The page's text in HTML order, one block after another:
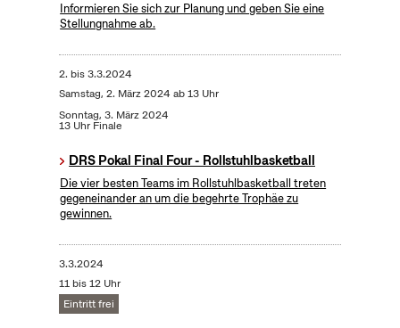
Informieren Sie sich zur Planung und geben Sie eine
Stellungnahme ab.
2. bis3.3.2024
Samstag, 2. März 2024 ab 13 Uhr
Sonntag, 3. März 2024
13 Uhr Finale
DRS Pokal Final Four - Rollstuhlbasketball
Die vier besten Teams im Rollstuhlbasketball treten
gegeneinander an um die begehrte Trophäe zu
gewinnen.
3.3.2024
11 bis 12 Uhr
Eintritt frei